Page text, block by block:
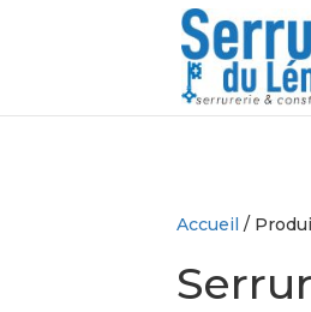
Accueil /